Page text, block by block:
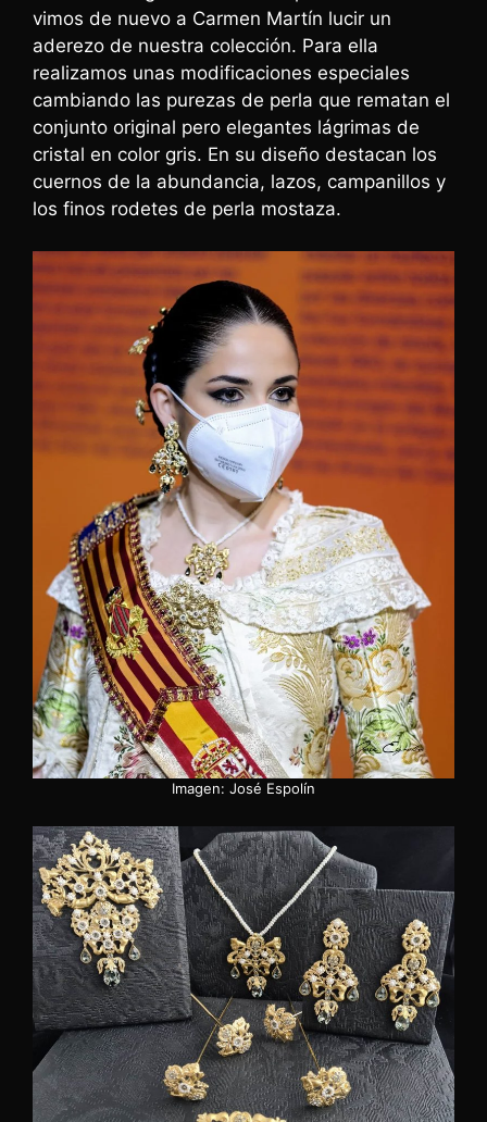
vimos de nuevo a Carmen Martín lucir un
aderezo de nuestra colección. Para ella
realizamos unas modificaciones especiales
cambiando las purezas de perla que rematan el
conjunto original pero elegantes lágrimas de
cristal en color gris. En su diseño destacan los
cuernos de la abundancia, lazos, campanillos y
los finos rodetes de perla mostaza.
Imagen: José Espolín